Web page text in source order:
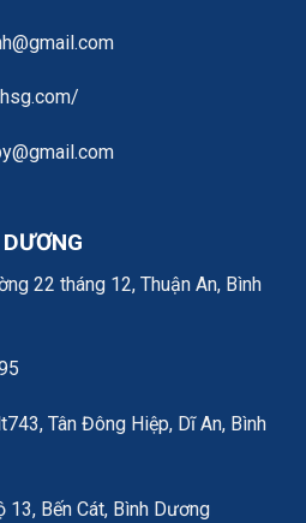
22 tháng 12, Thuận An, Bình
Tân Đông Hiệp, Dĩ An, Bình
13, Bến Cát, Bình Dương